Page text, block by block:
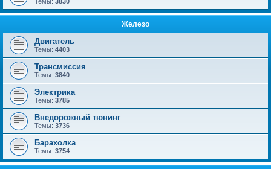
Железо
Двигатель
Темы: 4403
Трансмиссия
Темы: 3840
Электрика
Темы: 3785
Внедорожный тюнинг
Темы: 3736
Барахолка
Темы: 3754